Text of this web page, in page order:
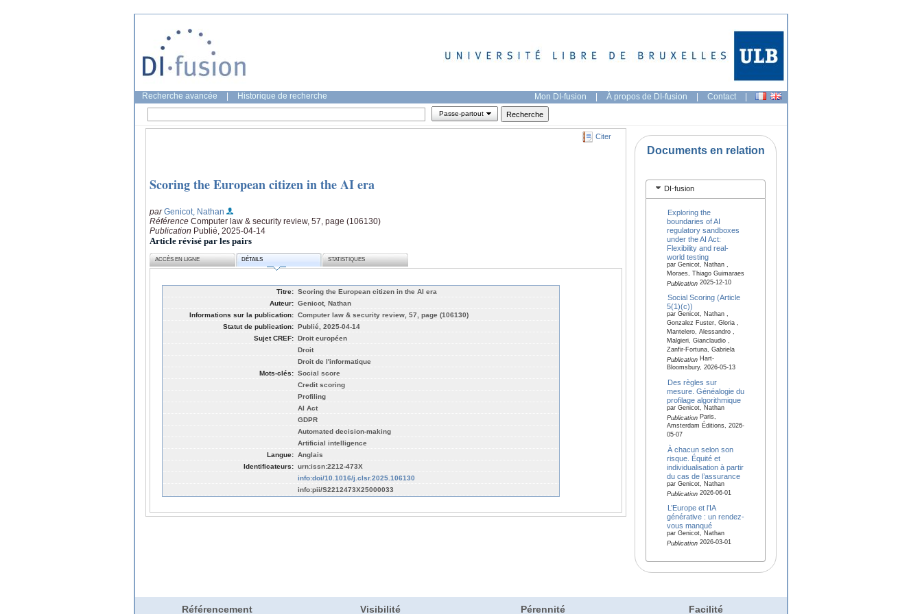
Recherche avancée Historique de recherche Mon DI-fusion | À propos de DI-fusion | Contact |
Passe-partout
Citer
Scoring the European citizen in the AI era
parGenicot, Nathan
Référence Computer law & security review, 57, page (106130)
Publication Publié, 2025-04-14
Article révisé par les pairs
ACCÈS EN LIGNE DÉTAILS STATISTIQUES
Titre: Scoring the European citizen in the AI era
Auteur: Genicot, Nathan
Informations sur la publication: Computer law & security review, 57, page (106130)
Statut de publication: Publié, 2025-04-14
Sujet CREF: Droit européen
Droit
Droit de l'informatique
Mots-clés: Social score
Credit scoring
Profiling
AI Act
GDPR
Automated decision-making
Artificial intelligence
Langue: Anglais
Identificateurs: urn:issn:2212-473X
info:doi/10.1016/j.clsr.2025.106130
info:pii/S2212473X25000033
Documents en relation
DI-fusion
Exploring the
boundaries of AI
regulatory sandboxes
under the AI Act:
Flexibility and real-
world testing
par Genicot, Nathan ,
Moraes, Thiago Guimaraes
Publication2025-12-10
Social Scoring (Article
5(1)(c))
par Genicot, Nathan ,
Gonzalez Fuster, Gloria ,
Mantelero, Alessandro ,
Malgieri, Gianclaudio ,
Zanfir-Fortuna, Gabriela
PublicationHart-
Bloomsbury, 2026-05-13
Des règles sur
mesure. Généalogie du
profilage algorithmique
par Genicot, Nathan
PublicationParis,
Amsterdam Éditions, 2026-
05-07
À chacun selon son
risque. Équité et
individualisation à partir
du cas de l’assurance
par Genicot, Nathan
Publication2026-06-01
L’Europe et l’IA
générative : un rendez-
vous manqué
par Genicot, Nathan
Publication2026-03-01
Référencement Visibilité Pérennité Facilité